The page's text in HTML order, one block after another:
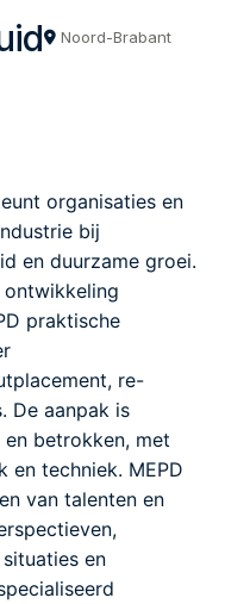
Noord-Brabant
organisaties en
bij
en duurzame groei.
praktische
re-
De aanpak is
betrokken, met
en techniek. MEPD
van talenten en
en